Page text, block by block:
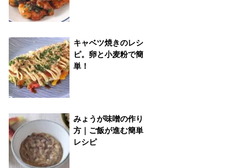
キャベツ焼きのレシ
ピ。卵と小麦粉で簡
単！
みょうが味噌の作り
方｜ご飯が進む簡単
レシピ